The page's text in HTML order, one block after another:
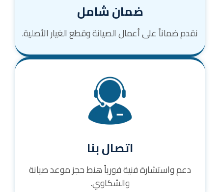
ضمان شامل
نقدم ضماناً على أعمال الصيانة وقطع الغيار الأصلية.
اتصال بنا
دعم واستشارة فنية فورياً هنط حجز موعد صيانة
والشكاوي.